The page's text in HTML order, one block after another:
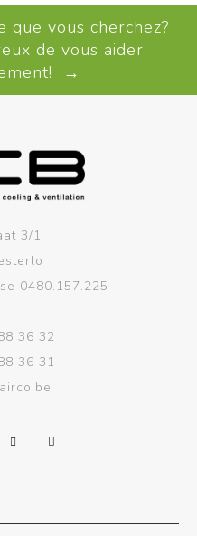
que vous cherchez?
de vous aider
→
3/1
0480.157.225
36 32
36 31